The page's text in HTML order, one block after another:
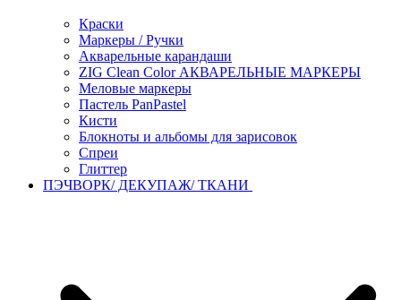
Краски
Маркеры / Ручки
Акварельные карандаши
ZIG Clean Color АКВАРЕЛЬНЫЕ МАРКЕРЫ
Меловые маркеры
Пастель PanPastel
Кисти
Блокноты и альбомы для зарисовок
Спреи
Глиттер
ПЭЧВОРК/ ДЕКУПАЖ/ ТКАНИ